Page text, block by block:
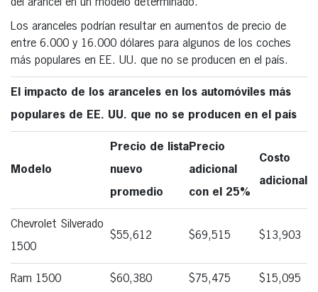
del arancel en un modelo determinado.
Los aranceles podrían resultar en aumentos de precio de
entre 6.000 y 16.000 dólares para algunos de los coches
más populares en EE. UU. que no se producen en el país.
El impacto de los aranceles en los automóviles más
populares de EE. UU. que no se producen en el país
Modelo
Precio de lista
nuevo
promedio
Precio
adicional
con el 25%
Costo
adicional
Chevrolet Silverado
1500
$55,612 $69,515 $13,903
Ram 1500 $60,380 $75,475 $15,095